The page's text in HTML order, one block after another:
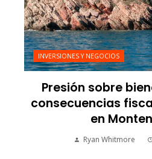
INVERSIONES Y NEGOCIOS
Presión sobre
consecuencias
en
Ryan Whitmore